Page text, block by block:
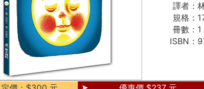
譯者：
規格：
冊數： 1
ISBN：